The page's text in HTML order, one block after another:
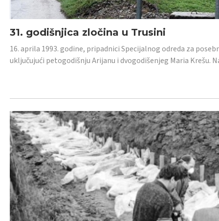
31. godišnjica zločina u Trusini
16. aprila 1993. godine, pripadnici Specijalnog odreda za
uključujući petogodišnju Arijanu i dvogodišenjeg Maria Krešu.